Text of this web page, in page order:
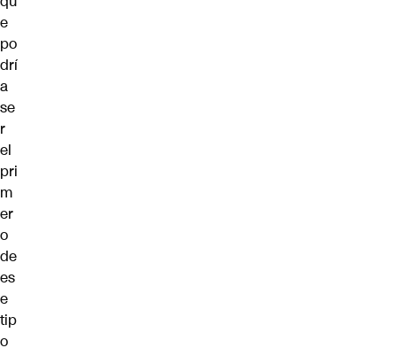
e
po
drí
a
se
r
el
pri
m
er
o
de
es
e
tip
o